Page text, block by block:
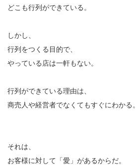
どこも行列ができている。
しかし、
行列をつくる目的で、
やっている店は一軒もない。
行列ができている理由は、
商売人や経営者でなくてもすぐにわかる。
それは、
お客様に対して「愛」があるからだ。